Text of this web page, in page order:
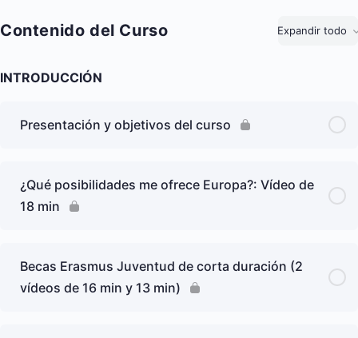
Contenido del Curso Expandir todo
INTRODUCCIÓN
Presentación y objetivos del curso
¿Qué posibilidades me ofrece Europa?: Vídeo de
18 min
Becas Erasmus Juventud de corta duración (2
vídeos de 16 min y 13 min)